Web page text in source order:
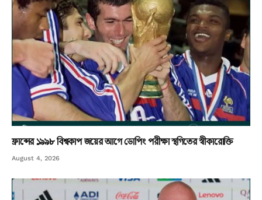
ফ্রান্সের ১৯৯৮ বিশ্বকাপ জয়ের আগে ডোপিং পরীক্ষা স্থগিতের স্বীকারোক্তি
August 4, 2026